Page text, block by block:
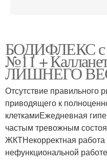
Гимнастика с мариной
Бодифлекс для живота
Марафон с мариной
БОДИФЛЕКС с
№11 +
ЛИШНЕГО
Отсутствие правильного
приводящего к
клеткамиЕжедневная
частым тревожным
ЖКТНекорректная
нефункциональной